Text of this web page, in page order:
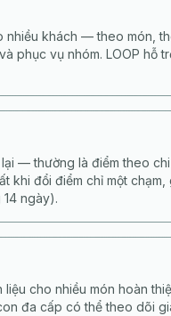
nhiều khách — theo món,
phục vụ nhóm. LOOP hỗ
— thường là điểm theo
khi đổi điểm chỉ một
ngày).
cho nhiều món hoàn
đa cấp có thể theo dõi